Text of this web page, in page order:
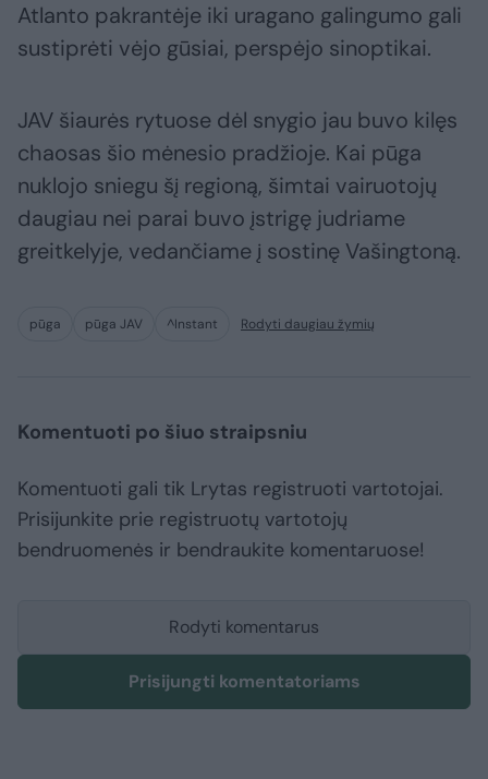
Atlanto pakrantėje iki uragano galingumo gali
sustiprėti vėjo gūsiai, perspėjo sinoptikai.
JAV šiaurės rytuose dėl snygio jau buvo kilęs
chaosas šio mėnesio pradžioje. Kai pūga
nuklojo sniegu šį regioną, šimtai vairuotojų
daugiau nei parai buvo įstrigę judriame
greitkelyje, vedančiame į sostinę Vašingtoną.
pūga pūga JAV ^Instant Rodyti daugiau žymių
Komentuoti po šiuo straipsniu
Komentuoti gali tik Lrytas registruoti vartotojai.
Prisijunkite prie registruotų vartotojų
bendruomenės ir bendraukite komentaruose!
Rodyti komentarus
Prisijungti komentatoriams